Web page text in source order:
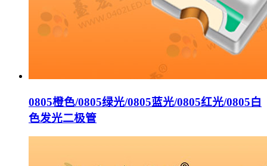
0805橙色/0805绿光/0805蓝光/0805红光/0805白
色发光二极管